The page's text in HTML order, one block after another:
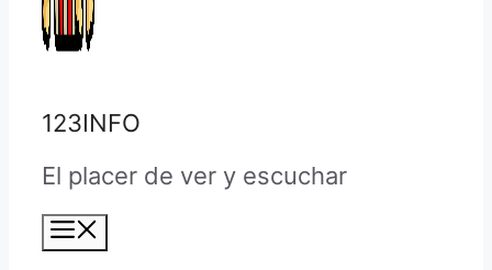
123INFO
El placer de ver y escuchar